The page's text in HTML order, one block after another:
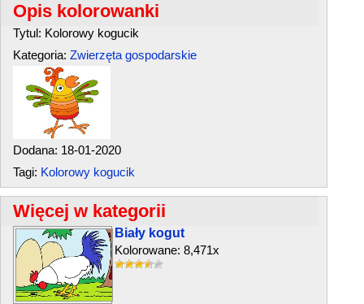
Opis kolorowanki
Tytul: Kolorowy kogucik
Kategoria: Zwierzęta gospodarskie
Dodana: 18-01-2020
Tagi: Kolorowy kogucik
Więcej w kategorii
Biały kogut
Kolorowane: 8,471x